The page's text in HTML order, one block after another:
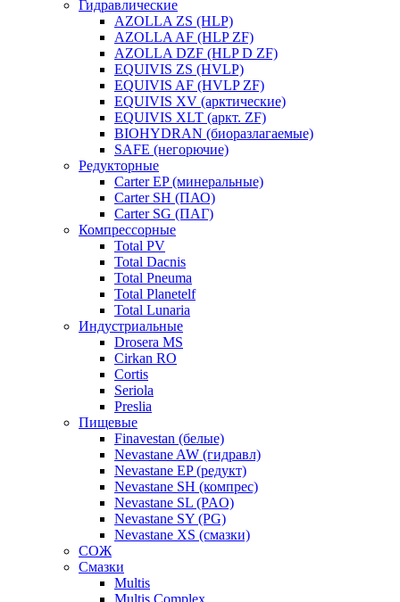
Гидравлические
AZOLLA ZS (HLP)
AZOLLA AF (HLP ZF)
AZOLLA DZF (HLP D ZF)
EQUIVIS ZS (HVLP)
EQUIVIS AF (HVLP ZF)
EQUIVIS XV (арктические)
EQUIVIS XLT (аркт. ZF)
BIOHYDRAN (биоразлагаемые)
SAFE (негорючие)
Редукторные
Carter EP (минеральные)
Carter SH (ПАО)
Carter SG (ПАГ)
Компрессорные
Total PV
Total Dacnis
Total Pneuma
Total Planetelf
Total Lunaria
Индустриальные
Drosera MS
Cirkan RO
Cortis
Seriola
Preslia
Пищевые
Finavestan (белые)
Nevastane AW (гидравл)
Nevastane EP (редукт)
Nevastane SH (компрес)
Nevastane SL (PAO)
Nevastane SY (PG)
Nevastane XS (смазки)
СОЖ
Смазки
Multis
Multis Complex